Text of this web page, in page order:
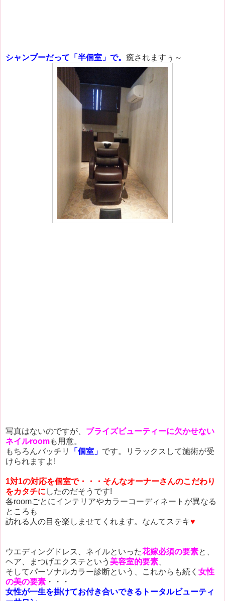
シャンプーだって「半個室」で。 癒されますぅ～
写真はないのですが、 ブライズビューティーに欠かせない
ネイルroomも用意。
もちろんバッチリ
「個室」 です。リラックスして施術が受
けられますよ!
1対1の対応を個室で・・・そんなオーナーさんのこだわり
をカタチに したのだそうです!
各roomごとにインテリアやカラーコーディネートが異なる
ところも
訪れる人の目を楽しませてくれます。なんてステキ♥
ウエディングドレス、ネイルといった花嫁必須の要素と、
ヘア、まつげエクステという 美容室的要素
そしてパーソナルカラー診断という、これからも続く 女性
の美の要素 ・・・
女性が一生を掛けてお付き合いできるトータルビューティ